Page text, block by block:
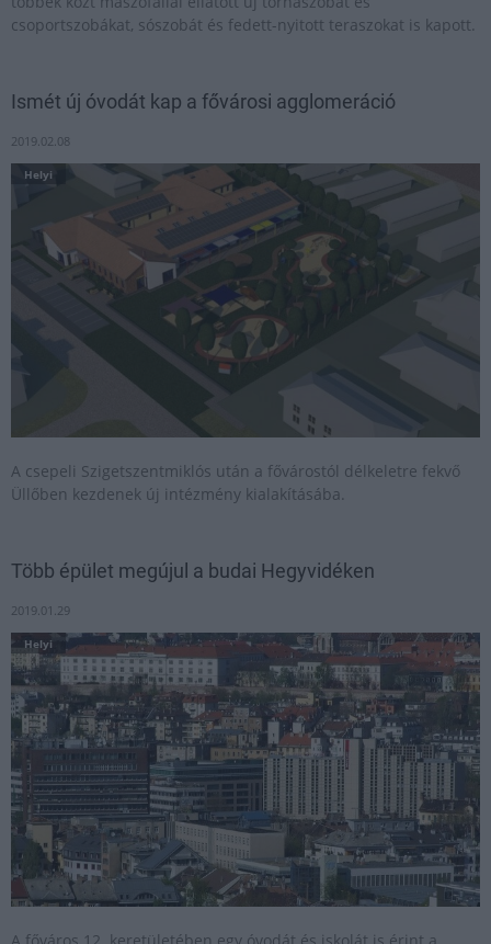
csoportszobákat, sószobát és fedett-nyitott teraszokat is kapott.
Ismét új óvodát kap a fővárosi agglomeráció
2019.02.08
Helyi
A csepeli Szigetszentmiklós után a fővárostól délkeletre fekvő
Üllőben kezdenek új intézmény kialakításába.
Több épület megújul a budai Hegyvidéken
2019.01.29
Helyi